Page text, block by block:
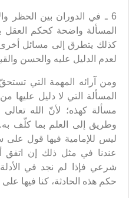
6 ـ في الدوران بين الحظر
المسألة واضحة كحكم
كذلك يتطرق إلى مسائل أخرى
لعدم الدليل عليه والحسن
ومن آرائه المهمة التي
المسألة التي لا دليل عليها
مسألة كهذه؛ لأنّ الله
وطريق إلى العلم بما كلّف
ليس للإمامية فيها قول على
عندنا في مثل ذلك إن اتفق
شرعي فإذا لم نجد في
حكم هذه الحادثة، كنا فيها